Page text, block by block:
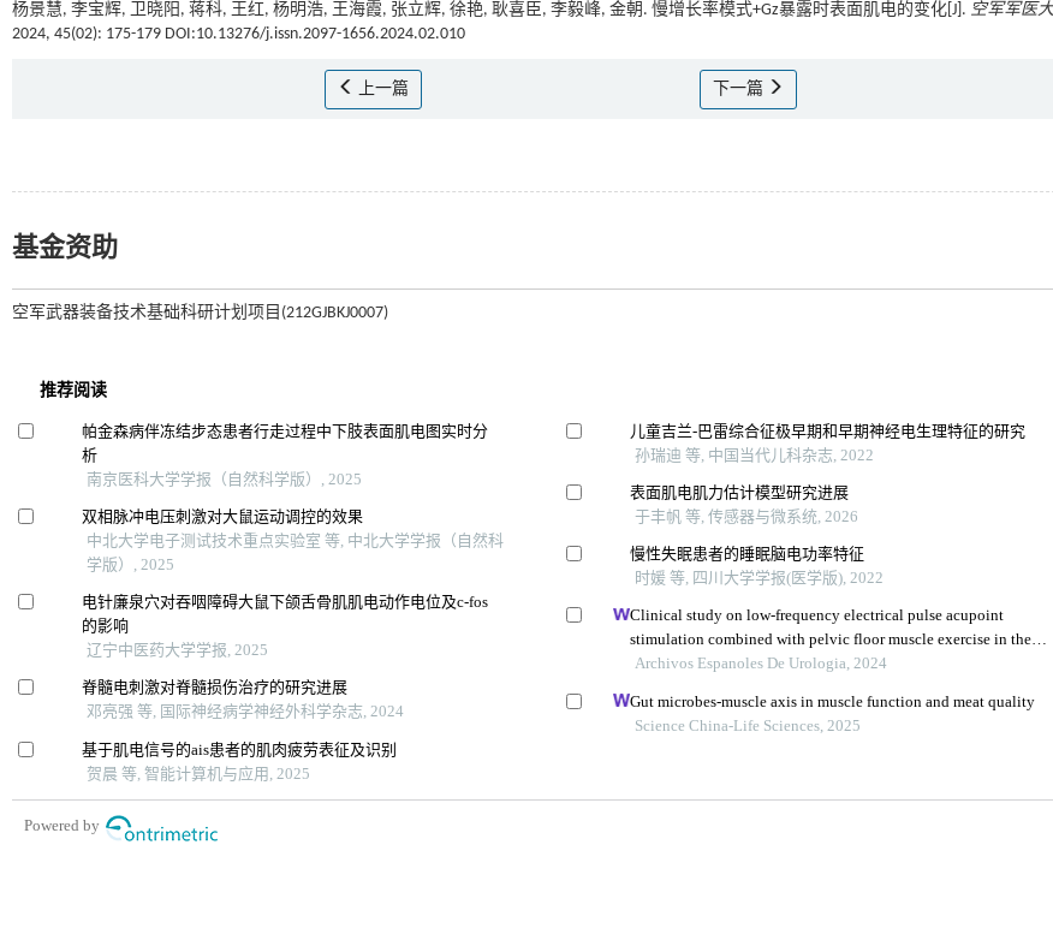
杨景慧, 李宝辉, 卫晓阳, 蒋科, 王红, 杨明浩, 王海霞, 张立辉, 徐艳, 耿喜臣, 李毅峰, 金朝. 慢增长率模式+Gz暴露时表面肌电的变化[J]. 空军军医
2024, 45(02): 175-179 DOI:10.13276/j.issn.2097-1656.2024.02.010
上一篇 下一篇
基金资助
空军武器装备技术基础科研计划项目(212GJBKJ0007)